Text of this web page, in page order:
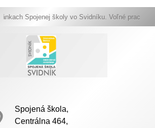
Spojenej školy vo Svidníku. Voľné pracovné
Spojená škola,
Centrálna 464,